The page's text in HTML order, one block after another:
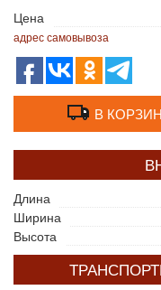
Цена
адрес самовывоза
В
Длина
Ширина
Высота